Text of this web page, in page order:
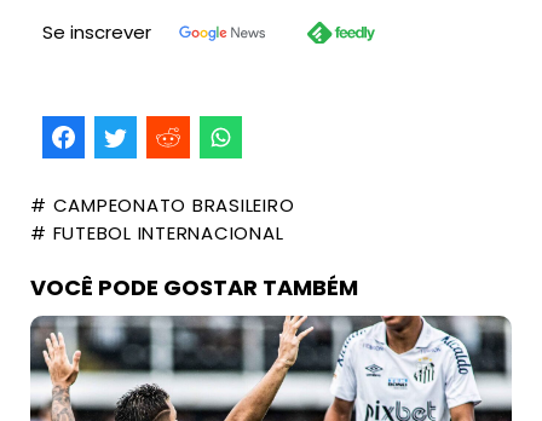
Se inscrever
# CAMPEONATO BRASILEIRO
# FUTEBOL INTERNACIONAL
VOCÊ PODE GOSTAR TAMBÉM